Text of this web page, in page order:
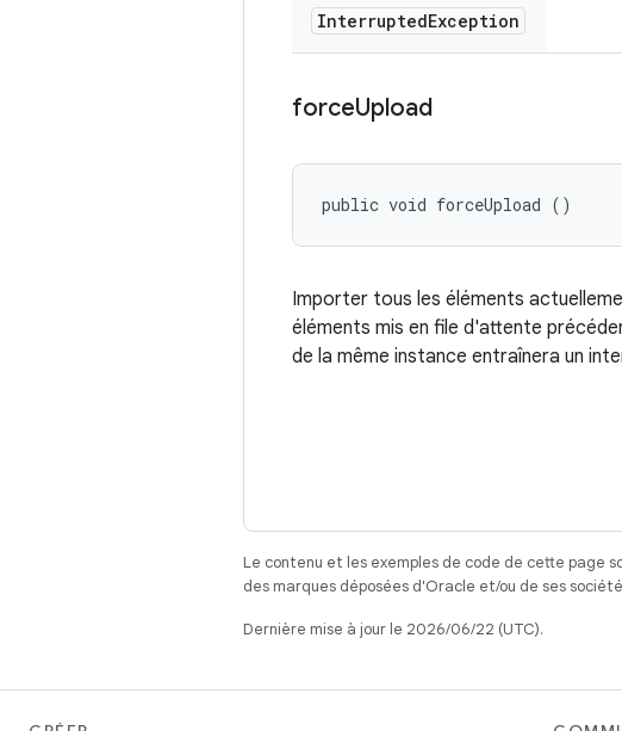
InterruptedException
forceUpload
public void forceUpload ()
Importer tous les éléments
éléments mis en file d'attente
de la même instance entraînera un
Le contenu et les exemples de code de cette page
des marques déposées d'Oracle et/ou de ses
Dernière mise à jour le 2026/06/22 (UTC).